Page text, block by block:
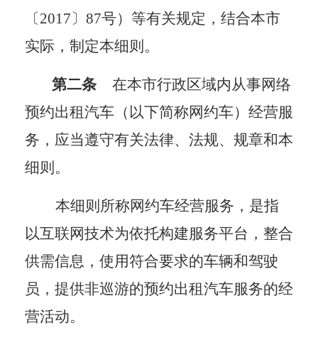
〔2017〕87号）等有关规定，结合本市
实际，制定本细则。
第二条
在本市行政区域内从事网络
预约出租汽车（以下简称网约车）经营服
务，应当遵守有关法律、法规、规章和本
细则。
本细则所称网约车经营服务，是指
以互联网技术为依托构建服务平台，整合
供需信息，使用符合要求的车辆和驾驶
员，提供非巡游的预约出租汽车服务的经
营活动。